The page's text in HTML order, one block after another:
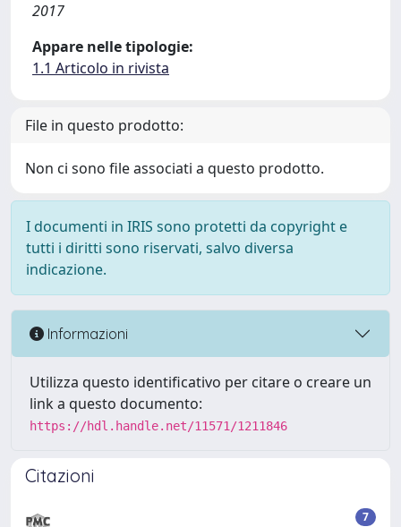
2017
Appare nelle tipologie:
1.1 Articolo in rivista
File in questo prodotto:
Non ci sono file associati a questo prodotto.
I documenti in IRIS sono protetti da copyright e
tutti i diritti sono riservati, salvo diversa
indicazione.
Informazioni
Utilizza questo identificativo per citare o creare un
link a questo documento:
https://hdl.handle.net/11571/1211846
Citazioni
7